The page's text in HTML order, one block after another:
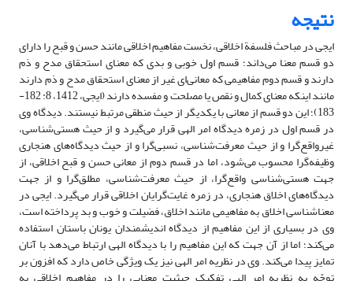
نتیجه‌
ایجی در مباحث فلسفة اخلاقی، نخست مفاهیم اخلاقی مانند حسن و قبح را دارای
دو قسم معنا می‌داند؛ قسم اول خوبی و بدی که معنای استحقاق مدح و ذم
دارند و قسم دوم مفاهیمی که معانی‌ای غیر از معنای استحقاق مدح و ذم دارند
مانند اینکه معنای کمال و نقص یا مصلحت و مفسده دارند (ایجی، 1412، 8: 182-
183)؛ این دو قسم از معانی با یکدیگر از حیث منطقی مرتبط نیستند. دیدگاه وی
در قسم اول در زمره دیدگاه امر الهی قرار می‌گیرد و از حیث هستی‌شناسی،
غیرواقع‌گرا ‌و از حیث معرفت‌شناسی، نسبی‌گرا ‌و از حیث دیدگاه‌های هنجاری
وظیفه‌گرا ‌محسوب می‌شود، اما در قسم دوم از معانی حسن و قبح اخلاقی، از
جهت هستی‌شناسی واقع‌گرا، از حیث معرفت‌شناسی، مطلق‌گرا ‌و از جهت
دیدگاه‌های اخلاق هنجاری، در زمره غایت‌گرایان اخلاقی قرار می‌گیرد. ایجی در
معناشناسی اخلاق به مفاهیمی مانند اخلاق، فضیلت و خوب و بد پرداخته است،
وی در بسیاری از این مفاهیم از دیدگاه اندیشمندان یونان باستان استفاده
می‌کند؛ اما از آن جهت که این مفاهیم را با دیدگاه الهی ارتباط می‌دهد با آنان
تمایز پیدا می‌کند. وی در نظریه امر الهی نیز یک ویژگی خاص دارد که افزون بر